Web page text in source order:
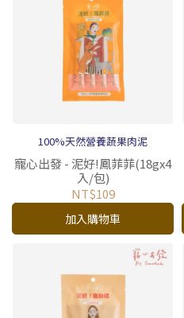
100%天然營養蔬果肉泥
寵心出發 - 泥好!鳳菲菲(18gx4
入/包)
NT$109
加入購物車